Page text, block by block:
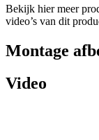
Bekijk hier meer
video’s van dit
Montage
Video